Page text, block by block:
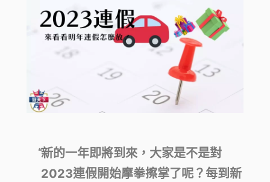
新的一年即將到來，大家是不是對
2023連假開始摩拳擦掌了呢？每到新